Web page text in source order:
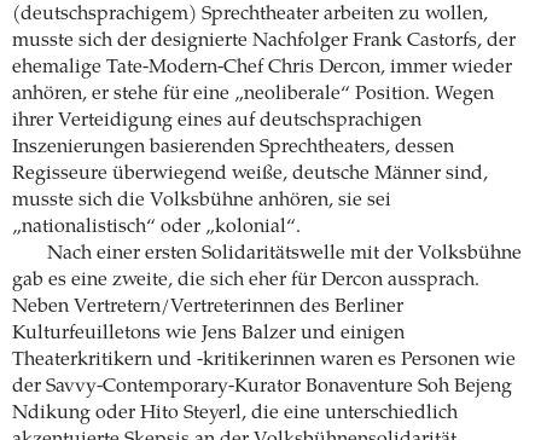
(deutschsprachigem) Sprechtheater arbeiten zu wollen,
musste sich der designierte Nachfolger Frank Castorfs, der
ehemalige Tate-Modern-Chef Chris Dercon, immer wieder
anhören, er stehe für eine „neoliberale“ Position. Wegen
ihrer Verteidigung eines auf deutschsprachigen
Inszenierungen basierenden Sprechtheaters, dessen
Regisseure überwiegend weiße, deutsche Männer sind,
musste sich die Volksbühne anhören, sie sei
„nationalistisch“ oder „kolonial“.
Nach einer ersten Solidaritätswelle mit der Volksbühne
gab es eine zweite, die sich eher für Dercon aussprach.
Neben Vertretern/Vertreterinnen des Berliner
Kulturfeuilletons wie Jens Balzer und einigen
Theaterkritikern und -kritikerinnen waren es Personen wie
der Savvy-Contemporary-Kurator Bonaventure Soh Bejeng
Ndikung oder Hito Steyerl, die eine unterschiedlich